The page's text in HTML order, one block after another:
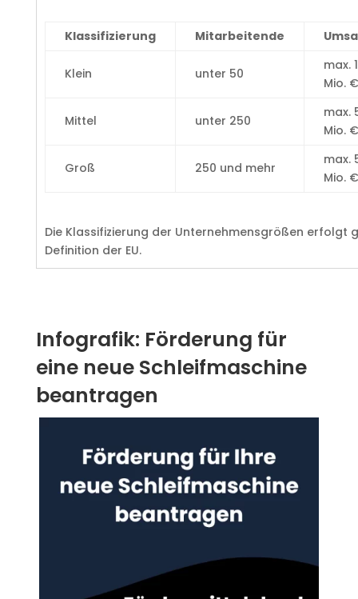
Klassifizierung Mitarbeitende
Klein unter 50
max.
Mio. €
Mittel unter 250
max.
Mio. €
Groß 250 und mehr
max.
Mio. €
Die Klassifizierung der Unternehmensgrößen erfolgt
Definition der EU.
Infografik: Förderung für
eine neue Schleifmaschine
beantragen